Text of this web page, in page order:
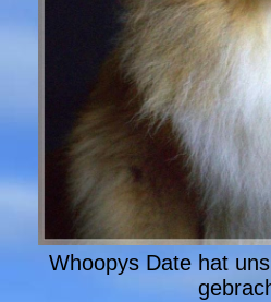
Whoopys Date hat